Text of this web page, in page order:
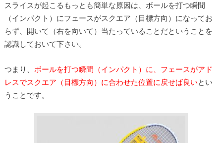
スライスが起こるもっとも簡単な原因は、ボールを打つ瞬間
（インパクト）にフェースがスクエア（目標方向）になってお
らず、開いて（右を向いて）当たっていることだということを
認識しておいて下さい。
つまり、 ボールを打つ瞬間（インパクト）に、フェースがアド
レスでスクエア（目標方向）に合わせた位置に戻せば良いとい
うことです。